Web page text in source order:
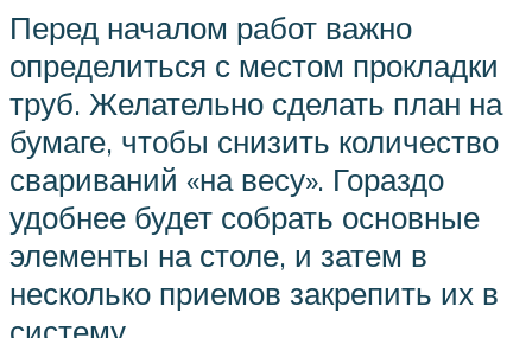
Перед началом работ важно
определиться с местом прокладки
труб. Желательно сделать план на
бумаге, чтобы снизить количество
свариваний «на весу». Гораздо
удобнее будет собрать основные
элементы на столе, и затем в
несколько приемов закрепить их в
систему.